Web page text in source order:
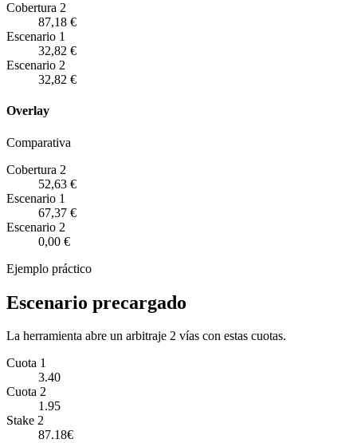
Cobertura 2
87,18 €
Escenario 1
32,82 €
Escenario 2
32,82 €
Overlay
Comparativa
Cobertura 2
52,63 €
Escenario 1
67,37 €
Escenario 2
0,00 €
Ejemplo práctico
Escenario precargado
La herramienta abre un arbitraje 2 vías con estas cuotas.
Cuota 1
3.40
Cuota 2
1.95
Stake 2
87.18€